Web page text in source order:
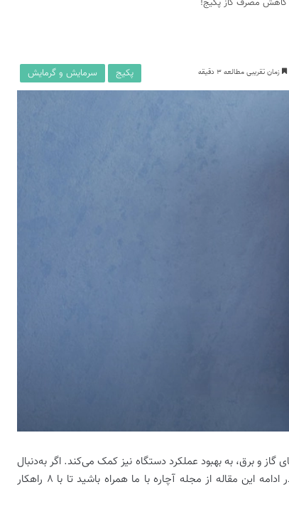
زمان تقریبی مطالعه 3 دقیقه پکیج سرمایش و گرمایش
و برق، به بهبود عملکرد دستگاه نیز کمک می‌کند. اگر به‌دنبال
کارکرد بهینه این وسیله گرمایشی در منزل خود هستید، در ادامه این مقاله از مجله آچاره با ما همراه باشید تا با 8 راهکار